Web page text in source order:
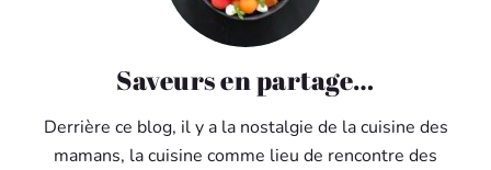
Saveurs en partage…
Derrière ce blog, il y a la nostalgie de la cuisine des
mamans, la cuisine comme lieu de rencontre des